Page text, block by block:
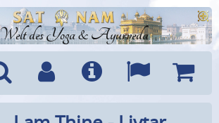
des Yoga & Ayurveda